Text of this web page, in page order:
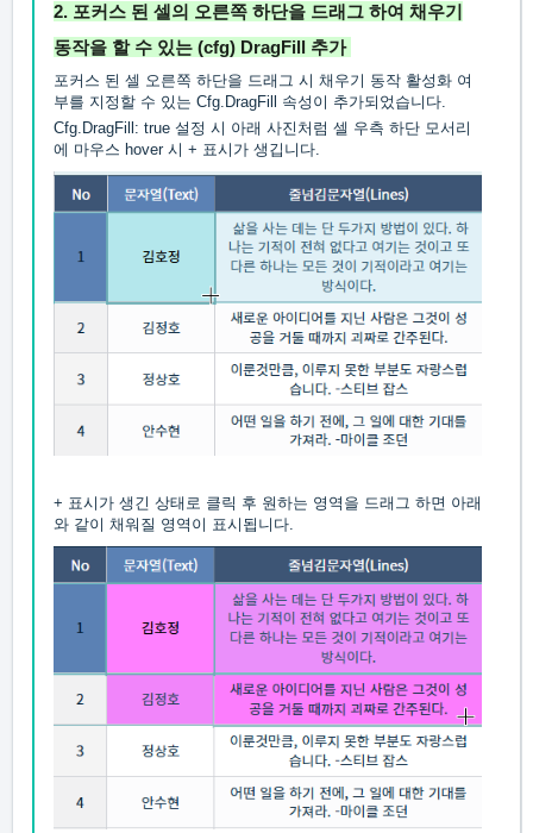
2. 포커스 된 셀의 오른쪽 하단을 드래그 하여 채우기
동작을 할 수 있는 (cfg) DragFill 추가
포커스 된 셀 오른쪽 하단을 드래그 시 채우기 동작 활성화 여
부를 지정할 수 있는 Cfg.DragFill 속성이 추가되었습니다.
Cfg.DragFill: true 설정 시 아래 사진처럼 셀 우측 하단 모서리
에 마우스 hover 시 + 표시가 생깁니다.
+ 표시가 생긴 상태로 클릭 후 원하는 영역을 드래그 하면 아래
와 같이 채워질 영역이 표시됩니다.